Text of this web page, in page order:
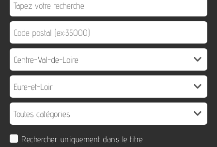
Rechercher uniquement dans le titre